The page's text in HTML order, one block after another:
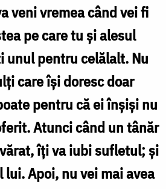
veni vremea când vei fi
pe care tu şi alesul
unul pentru celălalt. Nu
care îşi doresc doar
pentru că ei înşişi nu
Atunci când un tânăr
îţi va iubi sufletul; şi
Apoi, nu vei mai avea